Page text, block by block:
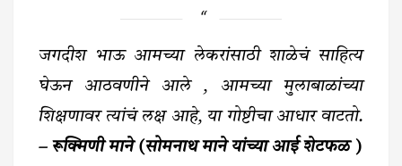
जगदीश भाऊ आमच्या लेकरांसाठी शाळेचं साहित्य
घेऊन आठवणीने आले , आमच्या मुलाबाळांच्या
शिक्षणावर त्यांचं लक्ष आहे, या गोष्टीचा आधार वाटतो.
– रूक्मिणी माने (सोमनाथ माने यांच्या आई शेटफळ )